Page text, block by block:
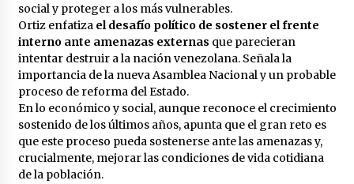
social y proteger a los más vulnerables.
Ortiz enfatiza el desafío político de sostener el frente
interno ante amenazas externas que parecieran
intentar destruir a la nación venezolana. Señala la
importancia de la nueva Asamblea Nacional y un probable
proceso de reforma del Estado.
En lo económico y social, aunque reconoce el crecimiento
sostenido de los últimos años, apunta que el gran reto es
que este proceso pueda sostenerse ante las amenazas y,
crucialmente, mejorar las condiciones de vida cotidiana
de la población.